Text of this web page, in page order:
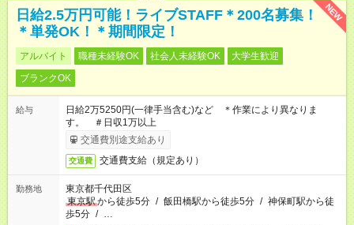
NEW
日給2.5万円可能！ライブSTAFF＊200名募集！
＊単発OK！＊期間限定！
アルバイト 職種未経験OK 社会人未経験OK
大学生歓迎
ブランクOK
給与
日給2万5250円(一律手当含む)など ＊作業により異なりま
す。 ＃日収1万以上
交通費別途支給あり
交通費 交通費支給（規定あり）
勤務地
東京都千代田区
東京駅から徒歩5分 / 飯田橋駅から徒歩5分 / 神保町駅から徒
歩5分 / …